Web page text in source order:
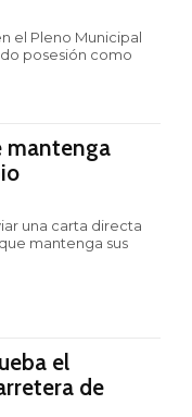
el Pleno Municipal
mantenga
una carta directa
mantenga sus
el
de